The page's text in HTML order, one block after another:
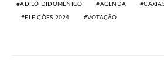
ADILÓ DIDOMENICO AGENDA
ELEIÇÕES 2024 VOTAÇÃO